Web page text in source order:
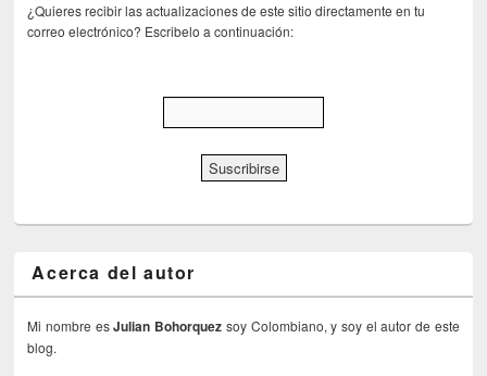
¿Quieres recibir las actualizaciones de este sitio directamente en tu
correo electrónico? Escribelo a continuación:
Acerca del autor
Mi nombre esJulian Bohorquez soy Colombiano, y soy el autor de este
blog.